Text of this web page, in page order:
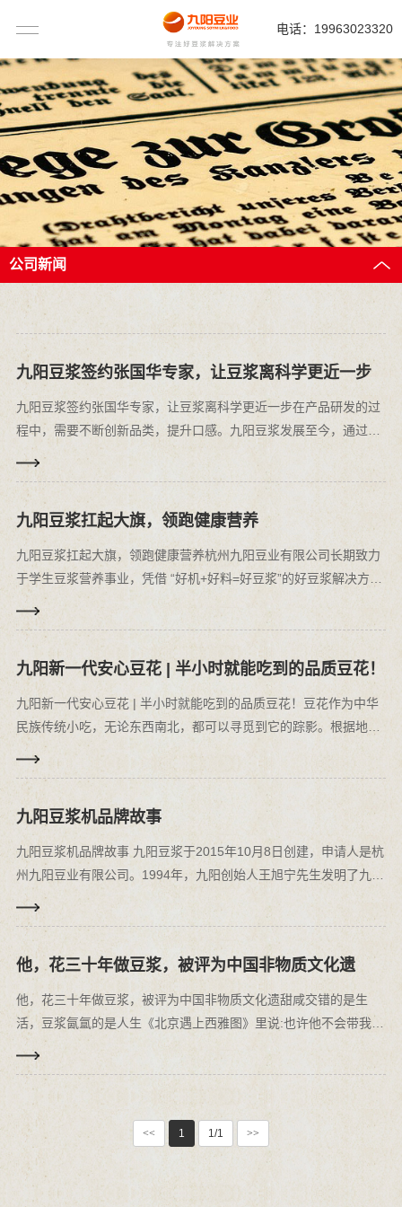
电话：19963023320
公司新闻
九阳豆浆签约张国华专家，让豆浆离科学更近一步
九阳豆浆签约张国华专家，让豆浆离科学更近一步在产品研发的过
程中，需要不断创新品类，提升口感。九阳豆浆发展至今，通过数
十款适合各类人群的豆浆饮品，俘获了大众的芳心，为国人的豆浆
习惯提供可信赖的选择。作为一个食品类国民品牌，产品的专业性
是九阳豆···
九阳豆浆扛起大旗，领跑健康营养
九阳豆浆扛起大旗，领跑健康营养杭州九阳豆业有限公司长期致力
于学生豆浆营养事业，凭借 “好机+好料=好豆浆”的好豆浆解决方案
荣获“中国学生营养餐优秀供应链合作企业”称号。10月28-30日，
由中国营养餐产业技术创新战略联盟和大连金普新区管理委员会联
九阳新一代安心豆花 | 半小时就能吃到的品质豆花！
九阳新一代安心豆花 | 半小时就能吃到的品质豆花！豆花作为中华
民族传统小吃，无论东西南北，都可以寻觅到它的踪影。根据地域
习惯与质地的差异，豆花亦有豆腐脑或豆腐花的名号。 豆花的口味
上大体有甜、咸之分：撒一把糖，来点红豆、芋圆；或是加点酱
汁，···
九阳豆浆机品牌故事
九阳豆浆机品牌故事 九阳豆浆于2015年10月8日创建，申请人是杭
州九阳豆业有限公司。1994年，九阳创始人王旭宁先生发明了九阳
家用豆浆机。源于豆浆情怀，2005年成立九阳豆业，致力于让更多
的消费者喝到一杯好豆浆。
他，花三十年做豆浆，被评为中国非物质文化遗
他，花三十年做豆浆，被评为中国非物质文化遗甜咸交错的是生
活，豆浆氤氲的是人生《北京遇上西雅图》里说:也许他不会带我去
坐游艇吃法餐,但是他可以每天早晨都为我跑几条街去买我最爱吃的
豆浆油条是呀，最好的爱情，不是华丽锦衣，而是在每个清晨,为你
做好热腾···
<< 1 1/1 >>